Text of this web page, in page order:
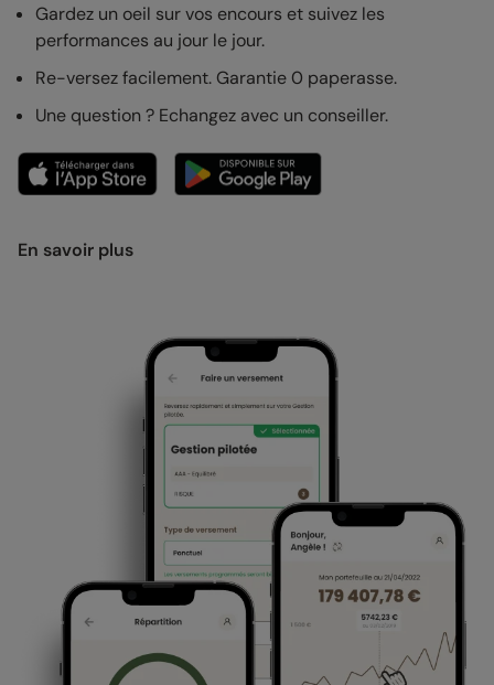
Gardez un oeil sur vos encours et suivez les
performances au jour le jour.
Re-versez facilement. Garantie 0 paperasse.
Une question ? Echangez avec un conseiller.
En savoir plus